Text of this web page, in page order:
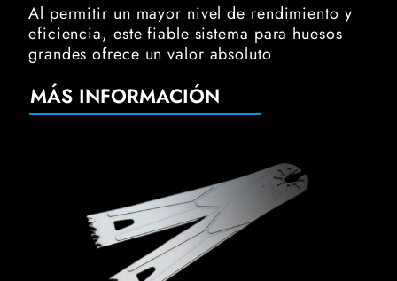
Al permitir un mayor nivel de rendimiento y
eficiencia, este fiable sistema para huesos
grandes ofrece un valor absoluto
MÁS INFORMACIÓN